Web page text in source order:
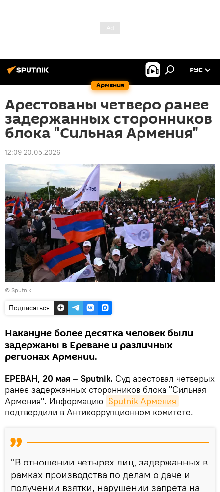
Армения
РУС
Арестованы четверо ранее
задержанных сторонников
блока "Сильная Армения"
12:09 20.05.2026
© Sputnik
Подписаться
Накануне более десятка человек были
задержаны в Ереване и различных
регионах Армении.
ЕРЕВАН, 20 мая – Sputnik. Суд арестовал четверых
ранее задержанных сторонников блока "Сильная
Армения". Информацию Sputnik Армения
подтвердили в Антикоррупционном комитете.
"В отношении четырех лиц, задержанных в
рамках производства по делам о даче и
получении взятки, нарушении запрета на